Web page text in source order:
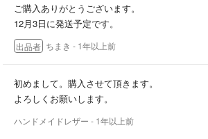
ご購入ありがとうございます。
12月3日に発送予定です。
出品者 ちまき - 1年以上前
初めまして。購入させて頂きます。
よろしくお願いします。
ハンドメイドレザー - 1年以上前